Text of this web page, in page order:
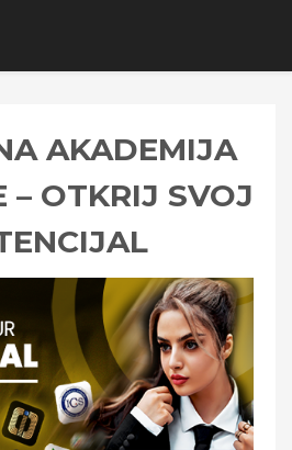
AKADEMIJA
– OTKRIJ SVOJ